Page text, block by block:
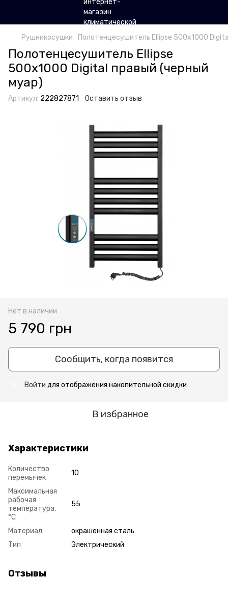
Рушникосушки Полотенцесушитель Ellipse 500х1000
Полотенцесушитель Ellipse
500х1000 Digital правый (черный
муар)
Артикул: 222827871 Оставить отзыв
Нет в наличии
5 790 грн
Сообщить, когда появится
Войти для отображения накопительной скидки
В избранное
Характеристики
Количество
перемычек
10
Максимальная
рабочая
температура,
°С
55
Материал
окрашенная сталь
Тип
Электрический
Отзывы